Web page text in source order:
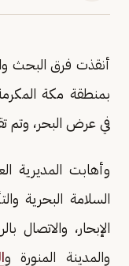
أنقذت فرق البحث
بمنطقة مكة
في عرض البحر، وتم
وأهابت المديرية
السلامة البحرية
والمدينة المنورة و